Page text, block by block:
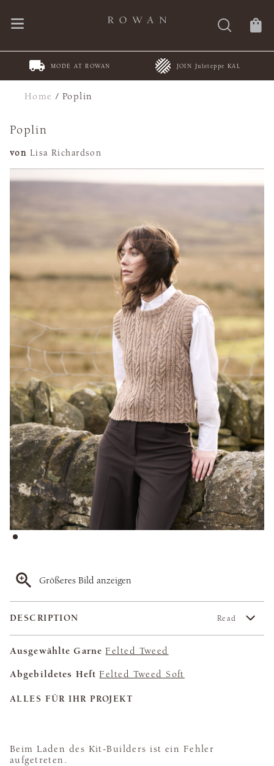
MODE AT ROWAN JOIN Juleteppe KAL
Home /Poplin
Poplin
von Lisa Richardson
Größeres Bild anzeigen
DESCRIPTION Read
Ausgewählte Garne Felted Tweed
Abgebildetes Heft Felted Tweed Soft
ALLES FÜR IHR PROJEKT
Beim Laden des Kit-Builders ist ein Fehler
aufgetreten.